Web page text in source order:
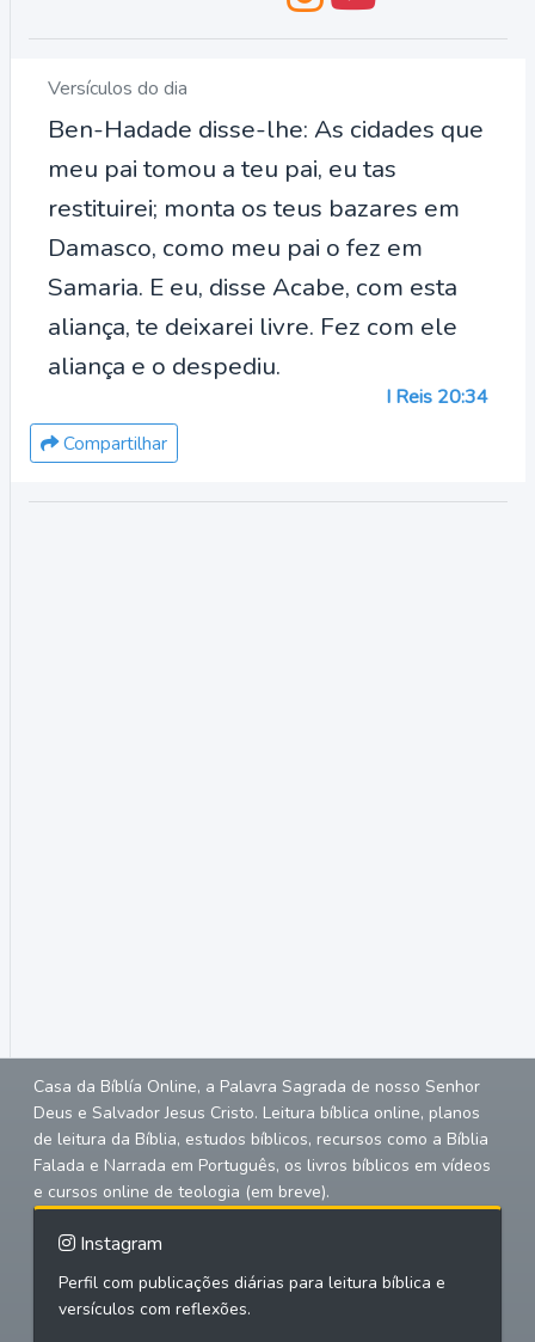
Versículos do dia
Ben-Hadade disse-lhe: As cidades que
meu pai tomou a teu pai, eu tas
restituirei; monta os teus bazares em
Damasco, como meu pai o fez em
Samaria. E eu, disse Acabe, com esta
aliança, te deixarei livre. Fez com ele
aliança e o despediu.
I Reis 20:34
Compartilhar
Casa da Bíblía Online, a Palavra Sagrada de nosso Senhor
Deus e Salvador Jesus Cristo. Leitura bíblica online, planos
de leitura da Bíblia, estudos bíblicos, recursos como a Bíblia
Falada e Narrada em Português, os livros bíblicos em vídeos
e cursos online de teologia (em breve).
Instagram
Perfil com publicações diárias para leitura bíblica e
versículos com reflexões.